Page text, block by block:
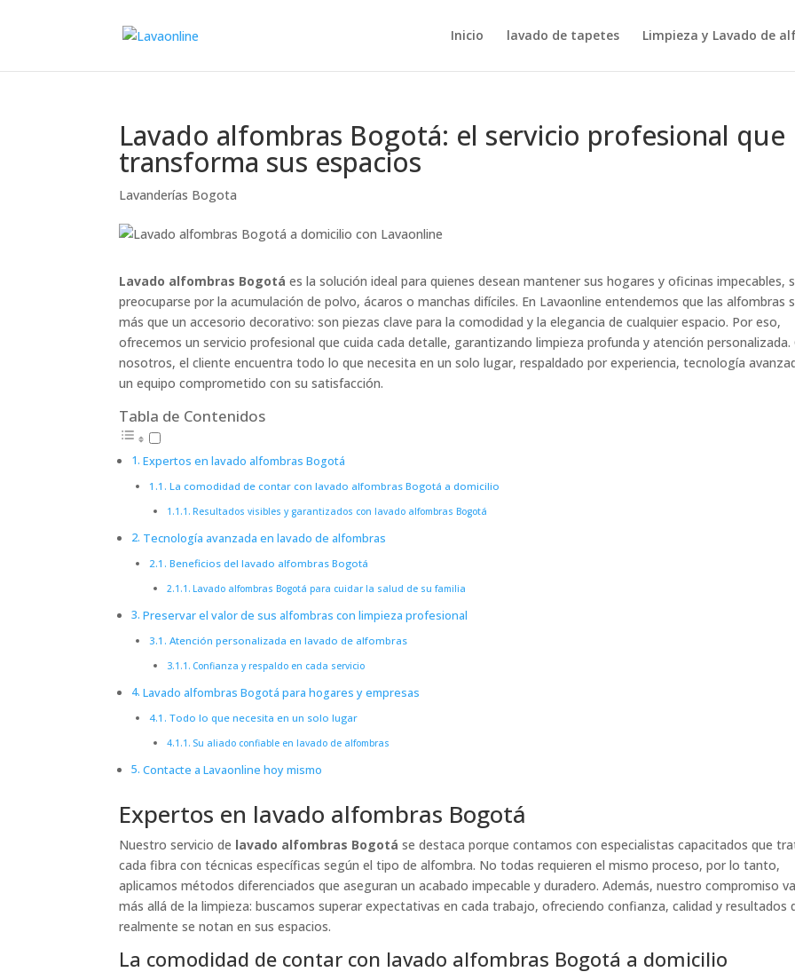
Inicio lavado de tapetes Limpieza y Lavado de
Lavado alfombras Bogotá: el servicio profesional que
transforma sus espacios
Lavanderías Bogota
Lavado alfombras Bogotá es la solución ideal para quienes desean mantener sus hogares y oficinas impecables,
preocuparse por la acumulación de polvo, ácaros o manchas difíciles. En Lavaonline entendemos que las alfombras
más que un accesorio decorativo: son piezas clave para la comodidad y la elegancia de cualquier espacio. Por eso,
ofrecemos un servicio profesional que cuida cada detalle, garantizando limpieza profunda y atención personalizada.
nosotros, el cliente encuentra todo lo que necesita en un solo lugar, respaldado por experiencia, tecnología
un equipo comprometido con su satisfacción.
Tabla de Contenidos
Expertos en lavado alfombras Bogotá
La comodidad de contar con lavado alfombras Bogotá a domicilio
Resultados visibles y garantizados con lavado alfombras Bogotá
Tecnología avanzada en lavado de alfombras
Beneficios del lavado alfombras Bogotá
Lavado alfombras Bogotá para cuidar la salud de su familia
Preservar el valor de sus alfombras con limpieza profesional
Atención personalizada en lavado de alfombras
Confianza y respaldo en cada servicio
Lavado alfombras Bogotá para hogares y empresas
Todo lo que necesita en un solo lugar
Su aliado confiable en lavado de alfombras
Contacte a Lavaonline hoy mismo
Expertos en lavado alfombras Bogotá
Nuestro servicio de lavado alfombras Bogotá se destaca porque contamos con especialistas capacitados que
cada fibra con técnicas específicas según el tipo de alfombra. No todas requieren el mismo proceso, por lo tanto,
aplicamos métodos diferenciados que aseguran un acabado impecable y duradero. Además, nuestro compromiso va
más allá de la limpieza: buscamos superar expectativas en cada trabajo, ofreciendo confianza, calidad y resultados
realmente se notan en sus espacios.
La comodidad de contar con lavado alfombras Bogotá a domicilio